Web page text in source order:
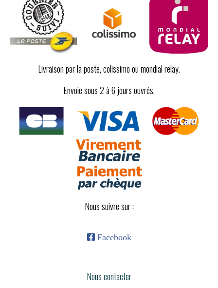
Livraison par la poste, colissimo ou mondial relay.
Envoie sous 2 à 6 jours ouvrés.
Nous suivre sur :
 Facebook
Nous contacter